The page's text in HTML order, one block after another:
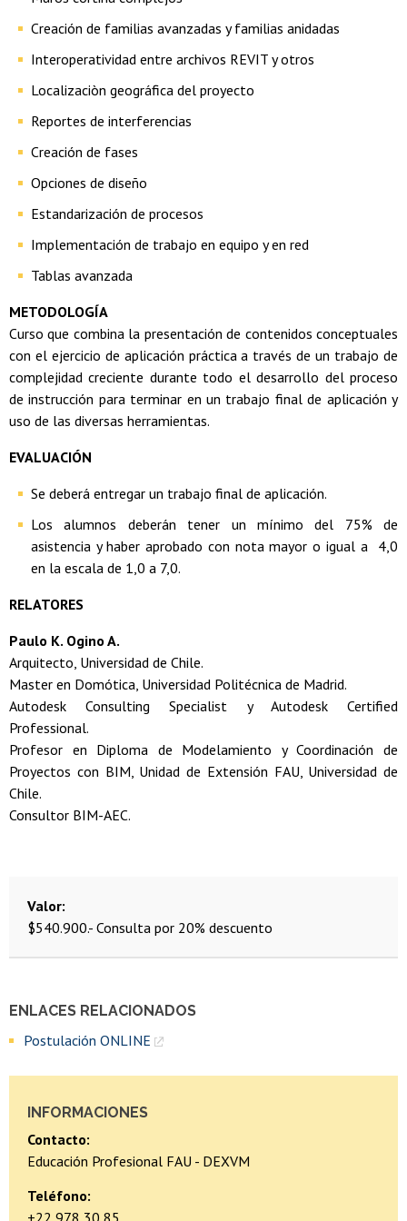
ENLACES RELACIONADOS
Postulación ONLINE
INFORMACIONES
Contacto:
Educación Profesional FAU - DEXVM
Teléfono:
Creación de familias avanzadas y familias anidadas
Interoperatividad entre archivos REVIT y otros
Localizaciòn geográfica del proyecto
Reportes de interferencias
Creación de fases
Opciones de diseño
Estandarización de procesos
Implementación de trabajo en equipo y en red
Tablas avanzada
METODOLOGÍA
Curso que combina la presentación de contenidos conceptuales
con el ejercicio de aplicación práctica a través de un trabajo de
complejidad creciente durante todo el desarrollo del proceso
de instrucción para terminar en un trabajo final de aplicación y
uso de las diversas herramientas.
EVALUACIÓN
Se deberá entregar un trabajo final de aplicación.
Los alumnos deberán tener un mínimo del 75% de
asistencia y haber aprobado con nota mayor o igual a 4,0
en la escala de 1,0 a 7,0.
RELATORES
Paulo K. Ogino A.
Arquitecto, Universidad de Chile.
Master en Domótica, Universidad Politécnica de Madrid.
Autodesk Consulting Specialist y Autodesk Certified
Professional.
Profesor en Diploma de Modelamiento y Coordinación de
Proyectos con BIM, Unidad de Extensión FAU, Universidad de
Chile.
Consultor BIM-AEC.
Valor
$540.900.- Consulta por 20% descuento